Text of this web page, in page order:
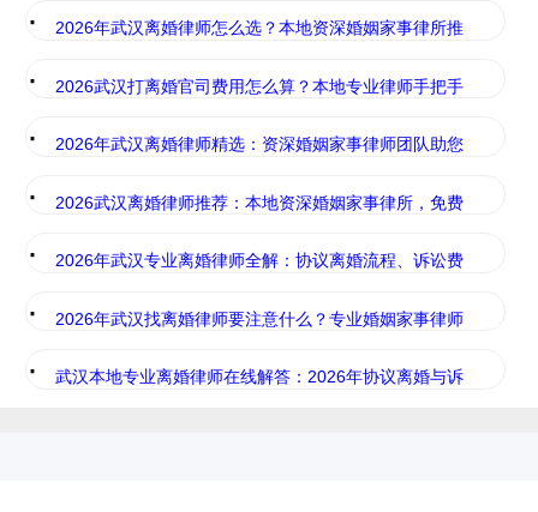
· 2026年武汉离婚律师怎么选？本地资深婚姻家事律所推
· 2026武汉打离婚官司费用怎么算？本地专业律师手把手
· 2026年武汉离婚律师精选：资深婚姻家事律师团队助您
· 2026武汉离婚律师推荐：本地资深婚姻家事律所，免费
· 2026年武汉专业离婚律师全解：协议离婚流程、诉讼费
· 2026年武汉找离婚律师要注意什么？专业婚姻家事律师
· 武汉本地专业离婚律师在线解答：2026年协议离婚与诉